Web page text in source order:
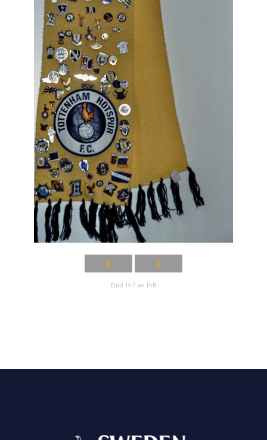
Bild 147 av 148